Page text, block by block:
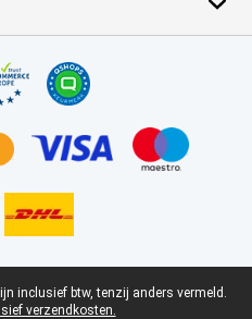
inclusief btw, tenzij anders vermeld.
verzendkosten.